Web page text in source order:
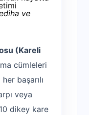
ve
(Kareli
cümleleri
başarılı
veya
dikey kare